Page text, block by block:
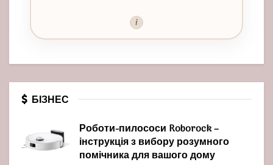
i
БІЗНЕС
Роботи-пилососи Roborock –
інструкція з вибору розумного
помічника для вашого дому